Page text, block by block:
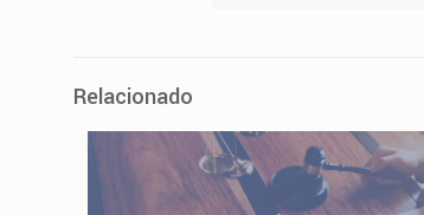
Relacionado